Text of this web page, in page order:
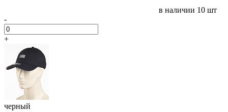
в наличии 10 шт
-
+
черный